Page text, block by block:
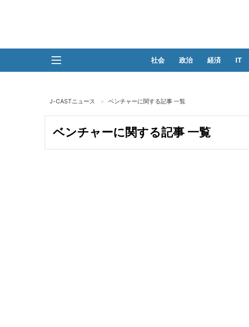
社会 政治 経済 IT
J-CASTニュース ベンチャーに関する記事 一覧
ベンチャーに関する記事 一覧